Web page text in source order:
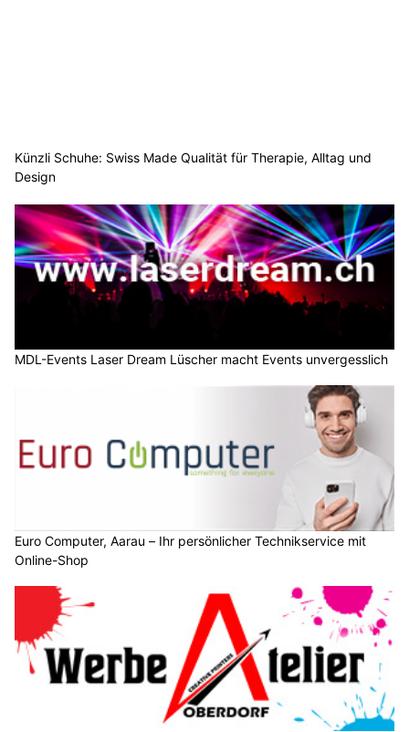
Künzli Schuhe: Swiss Made Qualität für Therapie, Alltag und
Design
MDL-Events Laser Dream Lüscher macht Events unvergesslich
Euro Computer, Aarau – Ihr persönlicher Technikservice mit
Online-Shop